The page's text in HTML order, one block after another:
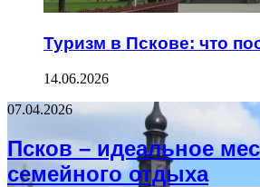
Туризм в Пскове: что
14.06.2026
07.04.2026
Псков – идеальное
семейного отдыха